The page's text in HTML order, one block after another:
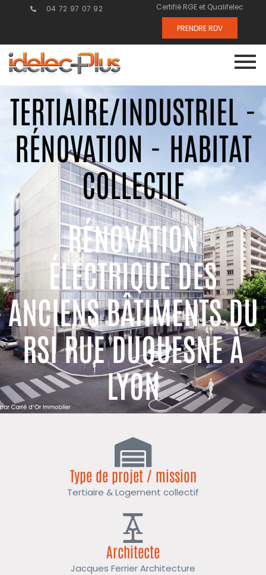
04 72 97 07 92 Certifié RGE et Qualifelec
PRENDRE RDV
TERTIAIRE/INDUSTRIEL -
RÉNOVATION - HABITAT
COLLECTIF
RÉNOVATION
ÉLECTRIQUE DES
ANCIENS BÂTIMENTS DU
RSI RUE DUQUESNE À
LYON
Type de projet / mission
Tertiaire & Logement collectif
Architecte
Jacques Ferrier Architecture